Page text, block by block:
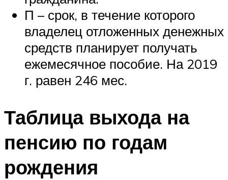
П – срок, в течение которого
владелец отложенных денежных
средств планирует получать
ежемесячное пособие. На 2019
г. равен 246 мес.
Таблица выхода на
пенсию по годам
рождения